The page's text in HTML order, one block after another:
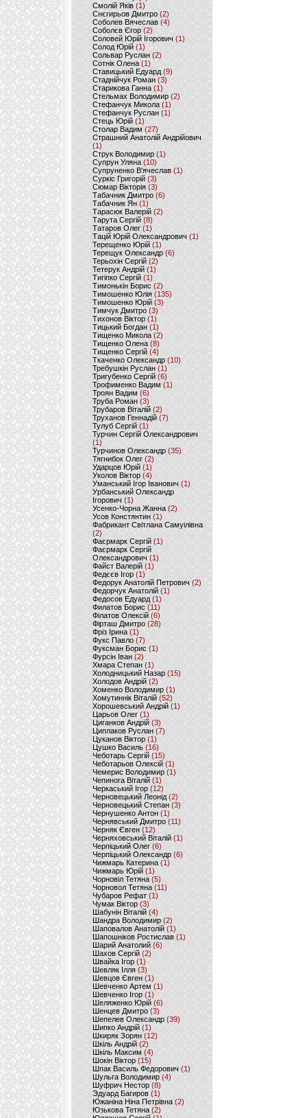
Смолій Яків (1)
Снєгирьов Дмитро (2)
Соболев Вячеслав (4)
Соболєв Єгор(2)
Соловей Юрій Ігорович (1)
Солод Юрій (1)
Сольвар Руслан (2)
Сотнік Олена(1)
Ставицький Едуард (9)
Стаднійчук Роман(3)
Старикова Ганна (1)
Стельмах Володимир(2)
Стефанчук Микола (1)
Стефанчук Руслан (1)
Стець Юрій (1)
Столар Вадим(27)
Страшний Анатолій Андрійович
(1)
Струк Володимир (1)
Супрун Уляна (10)
Супруненко В'ячеслав (1)
Суркіс Григорій (3)
Сюмар Вікторія (3)
Табачник Дмитро (6)
Табачник Ян(1)
Тарасюк Валерій (2)
Тарута Сергій (8)
Татаров Олег(1)
Тацій Юрій Олександрович(1)
Терещенко Юрій(1)
Терещук Олександр(6)
Терьохін Сергій (2)
Тетерук Андрій (1)
Тигіпко Сергій(1)
Тимонькін Борис (2)
Тимошенко Юлія (135)
Тимошенко Юрій(3)
Тимчук Дмитро (3)
Тихонов Віктор (1)
Тицький Богдан (1)
Тищенко Микола (2)
Тищенко Олена (8)
Тищенко Сергій (4)
Ткаченко Олександр (10)
Требушкін Руслан (1)
Тригубенко Сергій(6)
Трофименко Вадим (1)
Троян Вадим (6)
Труба Роман(3)
Трубаров Віталій (2)
Труханов Геннадій (7)
Тулуб Сергій(1)
Турчин Сергій Олександрович
(1)
Турчинов Олександр(35)
Тягнибок Олег (2)
Ударцов Юрій (1)
Уколов Віктор(4)
Уманський Ігор Іванович(1)
Урбанський Олександр
Ігорович (1)
Усенко-Чорна Жанна (2)
Усов Констянтин(1)
Фабрикант Світлана Самуілівна
(2)
Фаєрмарк Сергій(1)
Фаєрмарк Сергій
Олександрович (1)
Файст Валерій(1)
Федєєв Ігор (1)
Федорук Анатолій Петрович (2)
Федорчук Анатолій (1)
Федосов Едуард (1)
Филатов Борис (11)
Філатов Олексій (6)
Фірташ Дмитро (28)
Фріз Ірина (1)
Фукс Павло (7)
Фуксман Борис (1)
Фурсін Іван (2)
Хмара Степан(1)
Холодницький Назар(15)
Холодов Андрій (2)
Хоменко Володимир (1)
Хомутиннік Віталій (52)
Хорошевський Андрій (1)
Царьов Олег (1)
Циганков Андрій (3)
Циплаков Руслан(7)
Цуканов Віктор (1)
Цушко Василь (16)
Чеботарь Сергій (15)
Чеботарьов Олексій (1)
Чемерис Володимир (1)
Чепинога Віталій (1)
Черкаський Ігор (12)
Черновецький Леонід(2)
Черновецький Степан (3)
Чернушенко Антон (1)
Чернявський Дмитро(11)
Черняк Євген(12)
Черняховський Віталій (1)
Черпіцький Олег (6)
Черпіцький Олександр (6)
Чижмарь Катерина (1)
Чижмарь Юрій (1)
Чорновіл Тетяна (5)
Чорновол Тетяна (11)
Чубаров Рефат (1)
Чумак Віктор(3)
Шабунін Віталій (4)
Шандра Володимир (2)
Шаповалов Анатолій(1)
Шапошніков Ростислав(1)
Шарий Анатолий(6)
Шахов Сергій(2)
Швайка Ігор (1)
Шевляк Ілля (3)
Шевцов Євген (1)
Шевченко Артем(1)
Шевченко Ігор(1)
Шеляженко Юрій (6)
Шенцев Дмитро (3)
Шепелев Олександр (39)
Шипко Андрій(1)
Шкиряк Зорян(12)
Шкіль Андрій(2)
Шкіль Максим (4)
Шокін Віктор (15)
Шпак Василь Федорович (1)
Шульга Володимир (4)
Шуфрич Нестор(8)
Эдуард Багиров (1)
Южаніна Ніна Петрівна (2)
Юзькова Тетяна(2)